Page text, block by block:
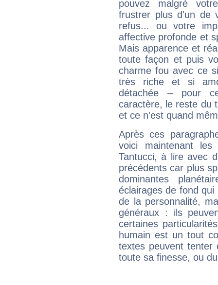
pouvez malgré
frustrer plus d'un de
refus... ou votre
affective profonde et
Mais apparence et
toute façon et puis
charme fou avec ce
très riche et si
détachée – pour
caractère, le reste du
et ce n'est quand
Après ces
voici maintenant
Tantucci, à lire avec
précédents car plus
dominantes
éclairages de fond
de la personnalité,
généraux : ils
certaines
humain est un tout
textes peuvent tenter
toute sa finesse, ou